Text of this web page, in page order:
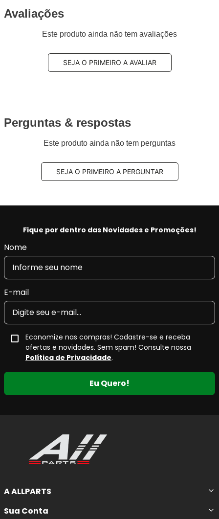
Avaliações
Este produto ainda não tem avaliações
SEJA O PRIMEIRO A AVALIAR
Perguntas & respostas
Este produto ainda não tem perguntas
SEJA O PRIMEIRO A PERGUNTAR
Fique por dentro das Novidades e Promoções!
Nome
E-mail
Economize nas compras! Cadastre-se e receba
ofertas e novidades. Sem spam! Consulte nossa
Política de Privacidade.
Eu Quero!
A ALLPARTS
Sua Conta